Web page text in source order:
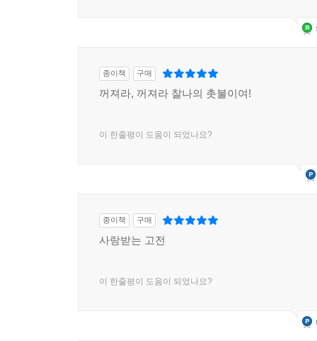
종이책 구매
꺼져라, 꺼져라 찰나의 촛불이여!
이 한줄평이 도움이 되었나요?
종이책 구매
사랑받는 고전
이 한줄평이 도움이 되었나요?